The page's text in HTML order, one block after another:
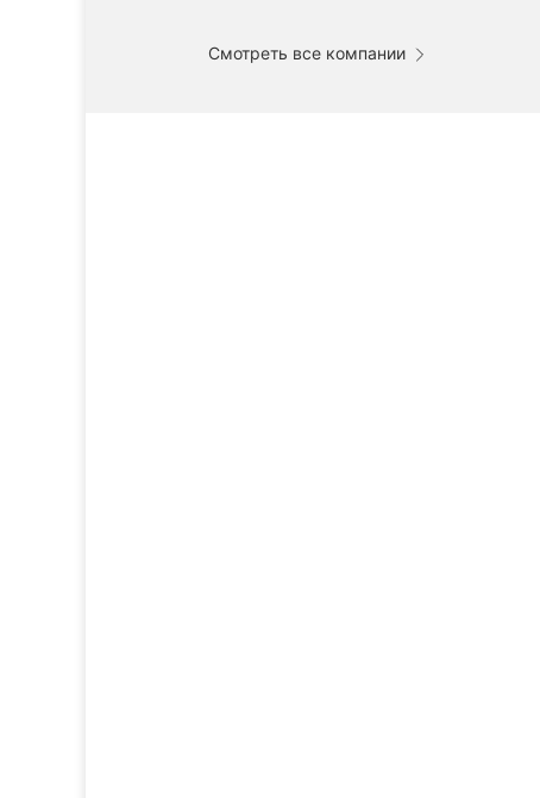
Смотреть все компании